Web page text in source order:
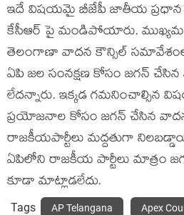
ఇదే విషయమై బీజేపీ జాతీయ ప్రధాన
కేసీఆర్ పై మండిపోయారు.
తెలంగాణా వాదన కౌన్సిల్
ఏపి జల సంనక్షణ కోసం జగన్
లేదన్నారు. ఇక్కడ గమనించాల్సిన
ప్రయోజనాల కోసం జగన్ చేసిన
రాజకీయపార్టీలు మద్దతుగా
ఏపిలోని రాజకీయ పార్టీలు మాత్రం
కూడా మాట్లాడలేదు.
Tags AP Telangana Apex